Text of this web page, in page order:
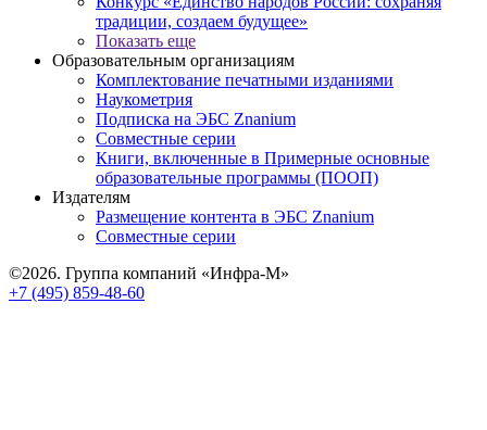
традиции, создаем будущее»
Показать еще
Образовательным организациям
Комплектование печатными изданиями
Наукометрия
Подписка на ЭБС Znanium
Совместные серии
Книги, включенные в Примерные основные
образовательные программы (ПООП)
Издателям
Размещение контента в ЭБС Znanium
Совместные серии
©2026. Группа компаний «Инфра-М»
+7 (495) 859-48-60